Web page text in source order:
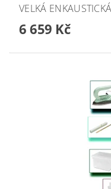
VELKÁ
6 659 Kč